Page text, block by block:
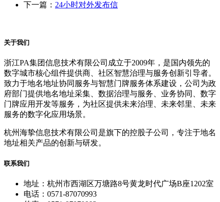
下一篇： 24小时对外发布信
关于我们
浙江PA集团信息技术有限公司成立于2009年，是国内领先的
数字城市核心组件提供商、社区智慧治理与服务创新引导者。
致力于地名地址协同服务与智慧门牌服务体系建设，公司为政
府部门提供地名地址采集、数据治理与服务、业务协同、数字
门牌应用开发等服务，为社区提供未来治理、未来邻里、未来
服务的数字化应用场景。
杭州海挚信息技术有限公司是旗下的控股子公司，专注于地名
地址相关产品的创新与研发。
联系我们
地址：杭州市西湖区万塘路8号黄龙时代广场B座1202室
电话：0571-87070993